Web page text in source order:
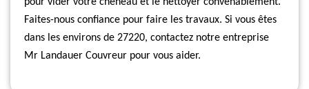
Faites-nous confiance pour faire les travaux. Si vous êtes
dans les environs de 27220, contactez notre entreprise
Mr Landauer Couvreur pour vous aider.